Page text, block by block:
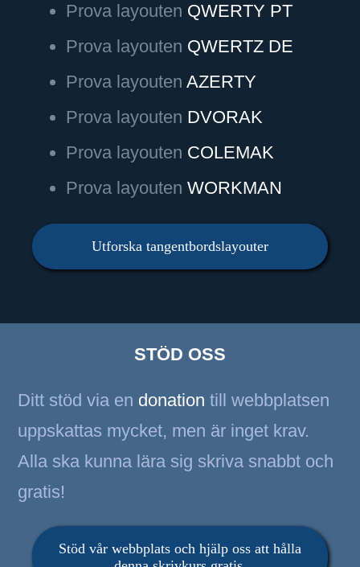
Prova layouten QWERTY PT
Prova layouten QWERTZ DE
Prova layouten AZERTY
Prova layouten DVORAK
Prova layouten COLEMAK
Prova layouten WORKMAN
Utforska tangentbordslayouter
STÖD OSS
Ditt stöd via en donation till webbplatsen
uppskattas mycket, men är inget krav.
Alla ska kunna lära sig skriva snabbt och
gratis!
Stöd vår webbplats och hjälp oss att hålla